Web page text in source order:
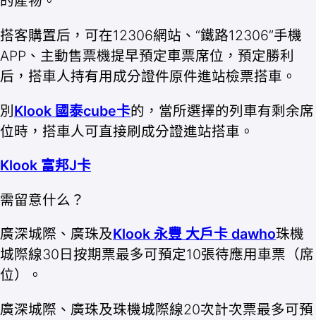
搭客購置后，可在12306網站、“鐵路12306”手機
APP、主動售票機提早預定車票席位，預定勝利
后，搭車人持有用成分證件原件進站檢票搭車。
別 Klook 國泰cube卡的，當所選擇的列車有剩余席
位時，搭車人可直接刷成分證進站搭車。
Klook 富邦J卡
需留意什么？
廣深城際、廣珠及Klook 永豐 大戶卡 dawho珠機
城際線30日按期票最多可預定10張待應用車票（席
位）。
廣深城際、廣珠及珠機城際線20次計次票最多可預